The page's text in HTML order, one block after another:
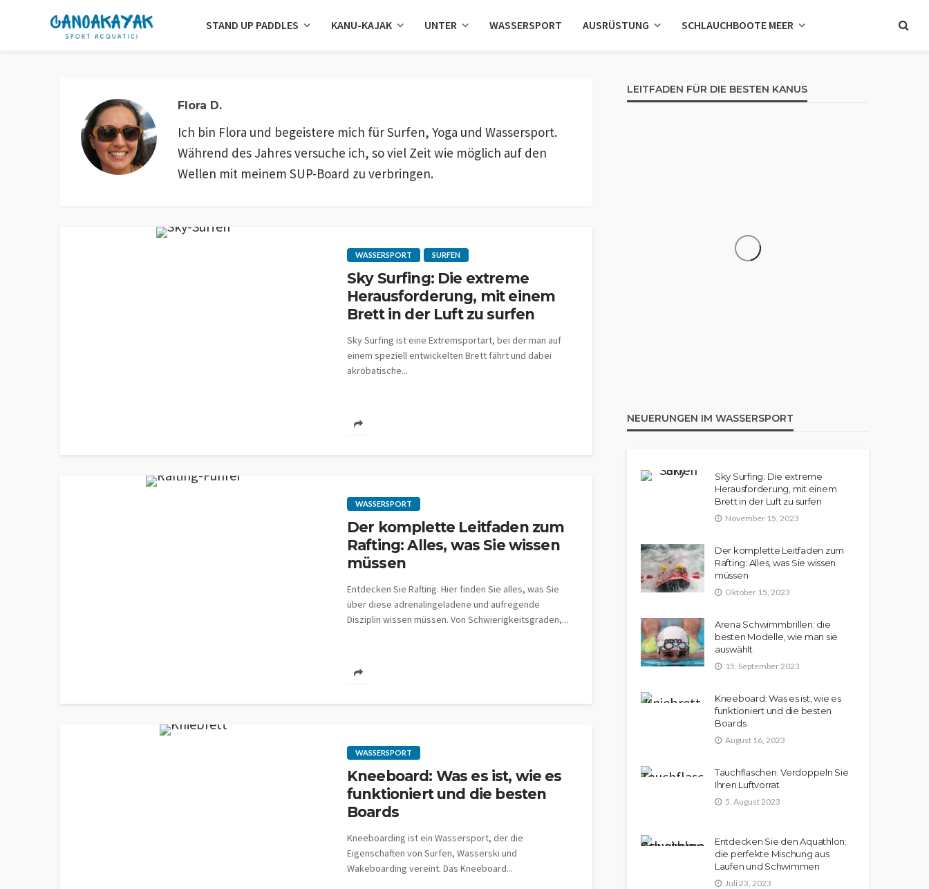
STAND UP PADDLES KANU-KAJAK UNTER WASSERSPORT AUSRÜSTUNG SCHLAUCHBOOTE MEER
Flora D.
Ich bin Flora und begeistere mich für Surfen, Yoga und Wassersport.
Während des Jahres versuche ich, so viel Zeit wie möglich auf den
Wellen mit meinem SUP-Board zu verbringen.
WASSERSPORT SURFEN
Sky Surfing: Die extreme
Herausforderung, mit einem
Brett in der Luft zu surfen
Sky Surfing ist eine Extremsportart, bei der man auf
einem speziell entwickelten Brett fährt und dabei
akrobatische...
WASSERSPORT
Der komplette Leitfaden zum
Rafting: Alles, was Sie wissen
müssen
Entdecken Sie Rafting. Hier finden Sie alles, was Sie
über diese adrenalingeladene und aufregende
Disziplin wissen müssen. Von Schwierigkeitsgraden,...
WASSERSPORT
Kneeboard: Was es ist, wie es
funktioniert und die besten
Boards
Kneeboarding ist ein Wassersport, der die
Eigenschaften von Surfen, Wasserski und
Wakeboarding vereint. Das Kneeboard...
LEITFADEN FÜR DIE BESTEN KANUS
NEUERUNGEN IM WASSERSPORT
Sky Surfing: Die extreme
Herausforderung, mit einem
Brett in der Luft zu surfen
November 15, 2023
Der komplette Leitfaden zum
Rafting: Alles, was Sie wissen
müssen
Oktober 15, 2023
Arena Schwimmbrillen: die
besten Modelle, wie man sie
auswählt
15. September 2023
Kneeboard: Was es ist, wie es
funktioniert und die besten
Boards
August 16, 2023
Tauchflaschen: Verdoppeln Sie
Ihren Luftvorrat
5. August 2023
Entdecken Sie den Aquathlon:
die perfekte Mischung aus
Laufen und Schwimmen
Juli 23, 2023